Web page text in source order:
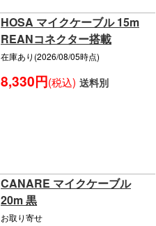
HOSA マイクケーブル 15m
REANコネクター搭載
在庫あり(2026/08/05時点)
8,330円(税込) 送料別
CANARE マイクケーブル
20m 黒
お取り寄せ